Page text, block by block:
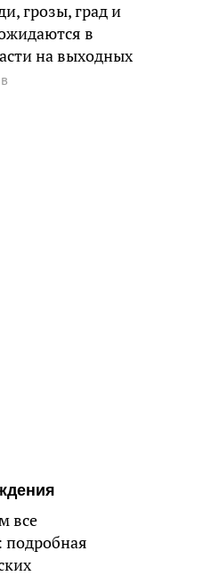
грозы, град и
в
на выходных
все
подробная